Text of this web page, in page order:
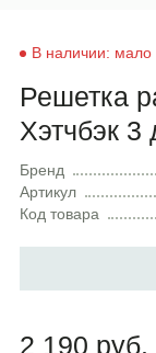
В наличии: мало
Решетка
Хэтчбэк 3
Бренд
Артикул
Код товара
2 190 руб.